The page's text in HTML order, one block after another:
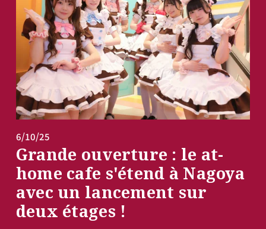
6/10/25
Grande ouverture : le at-
home cafe s'étend à Nagoya
avec un lancement sur
deux étages !